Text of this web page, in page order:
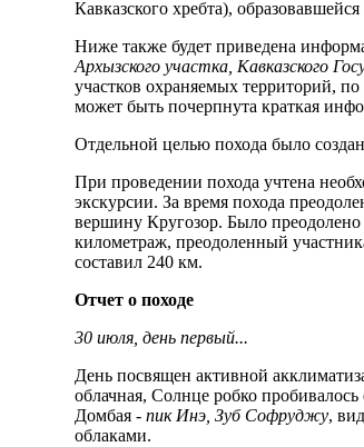
Кавказского хребта),
Ниже также будет приведена
Архызского участка, Кавказского
участков охраняемых территорий,
может быть почерпнута краткая
Отдельной целью похода было
При проведении похода учтена
экскурсии. За время похода
вершину Кругозор. Было
километраж, преодоленный
составил 240 км.
Отчет о походе
30 июля, день первый...
День посвящен активной
облачная, Солнце робко
Домбая -пик Инэ, Зуб Софруджу,
облаками.